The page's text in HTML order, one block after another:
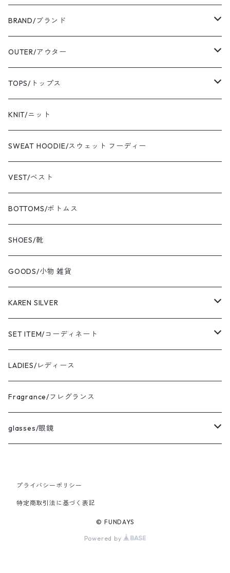
BRAND/ブランド
ordinary fits/オーディナリーフィッツ
sassafras/ササフラス
yonetomi/ヨネトミ
newbalance/ニューバランス
champion/チャンピオン
VIBAe/ヴィバ
BOKU HA TANOSII/ボクハタノシイ
NOT OEM/ノットオーイーエム
cooperstown/クーパーズタウン
adidas/アディダス
the corona utility/コロナ
avontade/アボンタージ
BAICYCLON/バイシクロン
UNIVERSAL WORKS/ユニバーサルワークス
MIRKO BUFFINI/ミルコブッフィーニ
OUTER/アウター
coat/コート
blouson/ブルゾン
jacket/ジャケット
TOPS/トップス
shirt/シャツ
T-shirt/Tシャツ
sweat/スウェット
KNIT/ニット
SWEAT HOODIE/スウェット フーディー
VEST/ベスト
BOTTOMS/ボトムス
SHOES/靴
GOODS/小物 雑貨
KAREN SILVER
necklace
bracelet
pierce
ring
SET ITEM/コーディネート
Sサイズ コーディネート
Mサイズ コーディネート
Lサイズ コーディネート
Ladies FREEサイズ コーディネート
LADIES/レディース
Fragrance/フレグランス
glasses/眼鏡
vintage/ヴィンテージ
プライバシーポリシー
特定商取引法に基づく表記
© FUNDAYS
Powered by